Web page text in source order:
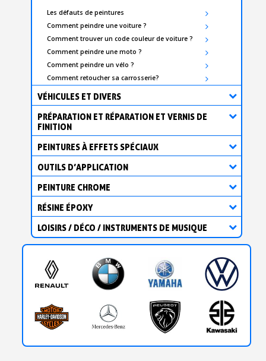
Les défauts de peintures
Comment peindre une voiture ?
Comment trouver un code couleur de voiture ?
Comment peindre une moto ?
Comment peindre un vélo ?
Comment retoucher sa carrosserie?
VÉHICULES ET DIVERS
PRÉPARATION ET RÉPARATION ET VERNIS DE
FINITION
PEINTURES À EFFETS SPÉCIAUX
OUTILS D’APPLICATION
PEINTURE CHROME
RÉSINE ÉPOXY
LOISIRS / DÉCO / INSTRUMENTS DE MUSIQUE